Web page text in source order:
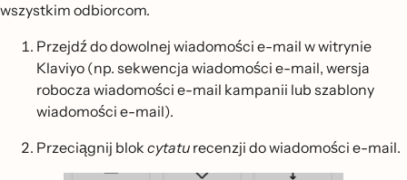
wszystkim odbiorcom.
Przejdź do dowolnej wiadomości e-mail w witrynie
Klaviyo (np. sekwencja wiadomości e-mail, wersja
robocza wiadomości e-mail kampanii lub szablony
wiadomości e-mail).
Przeciągnij blok cytatu recenzji do wiadomości e-mail.